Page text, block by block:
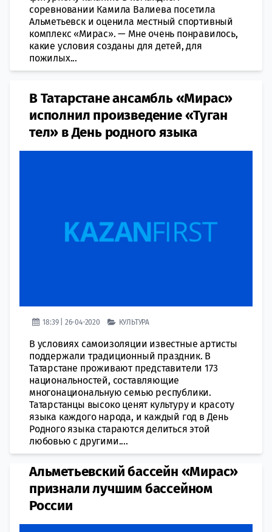
соревновании Камила Валиева посетила
Альметьевск и оценила местный спортивный
комплекс «Мирас». — Мне очень понравилось,
какие условия созданы для детей, для
пожилых...
В Татарстане ансамбль «Мирас»
исполнил произведение «Туган
тел» в День родного языка
18:39 | 26-04-2020 КУЛЬТУРА
В условиях самоизоляции известные артисты
поддержали традиционный праздник. В
Татарстане проживают представители 173
национальностей, составляющие
многонациональную семью республики.
Татарстанцы высоко ценят культуру и красоту
языка каждого народа, и каждый год в День
Родного языка стараются делиться этой
любовью с другими....
Альметьевский бассейн «Мирас»
признали лучшим бассейном
России